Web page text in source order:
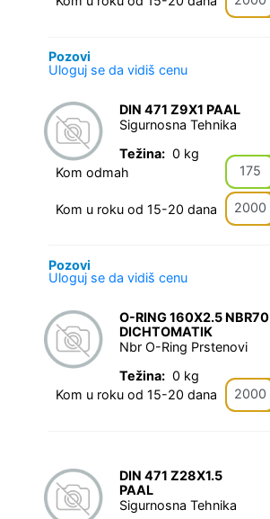
Pozovi
Uloguj se da vidiš cenu
DIN 471 Z9X1 PAAL
Sigurnosna Tehnika
Težina: 0 kg
Kom odmah
175
Kom u roku od 15-20 dana 2000
Pozovi
Uloguj se da vidiš cenu
O-RING 160X2.5 NBR70
DICHTOMATIK
Nbr O-Ring Prstenovi
Težina: 0 kg
Kom u roku od 15-20 dana
2000
DIN 471 Z28X1.5
PAAL
Sigurnosna Tehnika